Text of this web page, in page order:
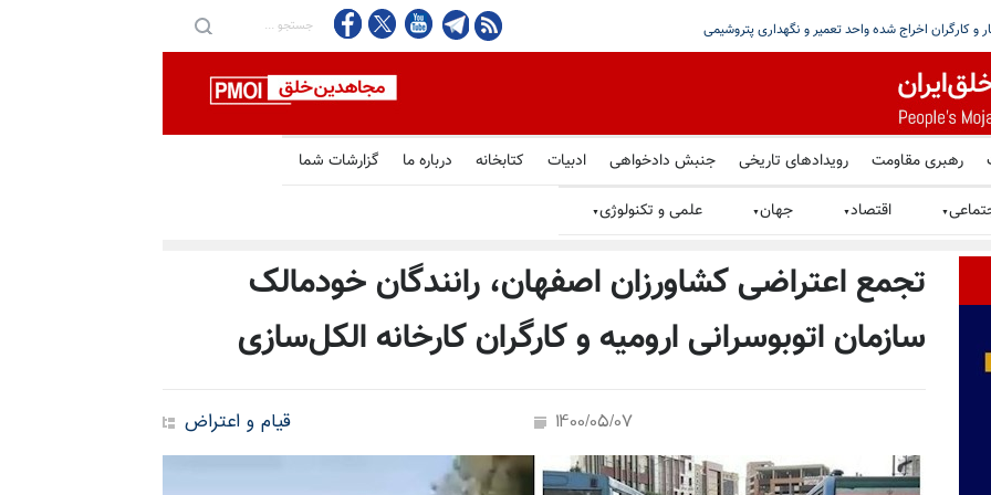
رهبری مقاومت رویدادهای تاریخی جنبش دادخواهی ادبیات کتابخانه درباره ما گزارشات شما
▼ اقتصاد▼ جهان▼ علمی و تکنولوژی▼
تجمع اعتراضی کشاورزان اصفهان، رانندگان خود‌مالک
سازمان اتوبوسرانی ارومیه و کارگران کارخانه الکل‌سازی
قیام و اعتراض 1400/05/07